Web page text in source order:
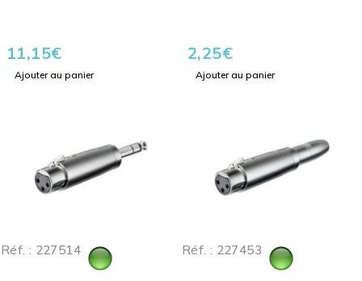
11,15€
Ajouter au panier
2,25€
Ajouter au panier
Réf. : 227514 Réf. : 227453